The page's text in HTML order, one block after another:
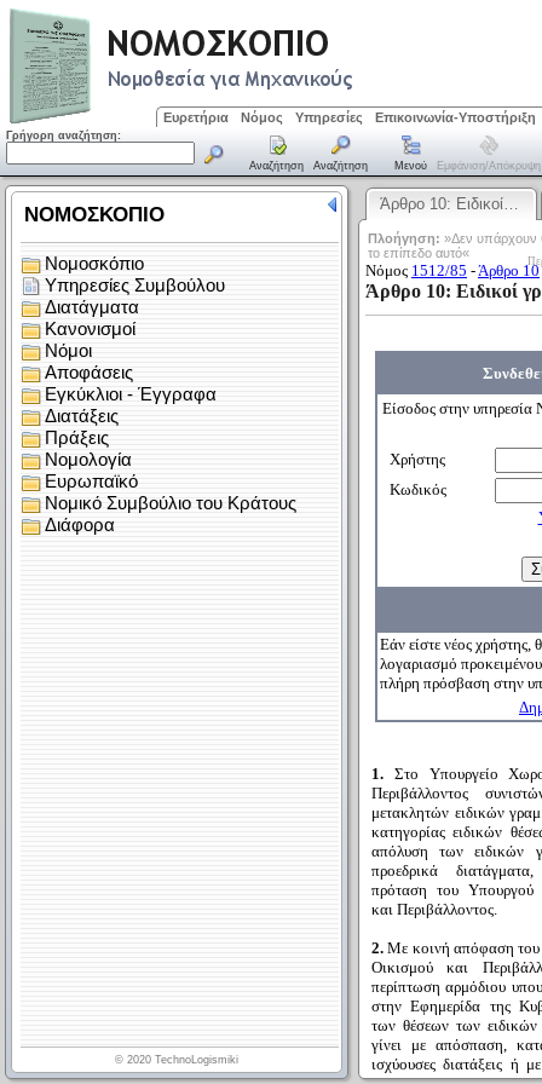
Ευρετήρια Νόμος Υπηρεσίες Επικοινωνία-Υποστήριξη
Γρήγορη αναζήτηση:
Αναζήτηση Αναζήτηση Μενού Εμφάνιση/απόκρυψη
Άρθρο 10: Ειδικοί…